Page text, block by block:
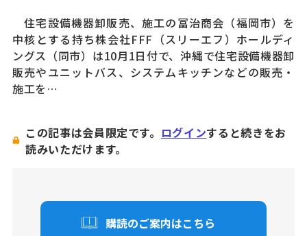
住宅設備機器卸販売、施工の冨治商会（福岡市）を
中核とする持ち株会社FFF（スリーエフ）ホールディ
ングス（同市）は10月1日付で、沖縄で住宅設備機器卸
販売やユニットバス、システムキッチンなどの販売・
施工を…
この記事は会員限定です。 ログインすると続きをお
読みいただけます。
購読のご案内はこちら